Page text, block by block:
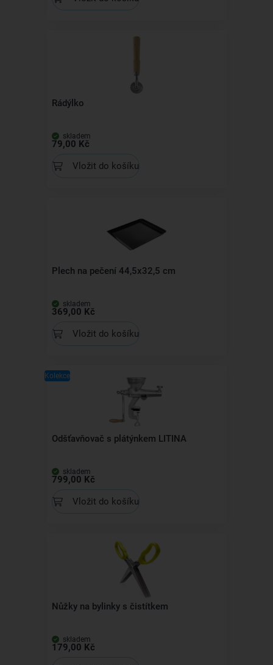
Rádýlko
skladem
79,00 Kč
Vložit do košíku
Plech na pečení 44,5x32,5 cm
skladem
369,00 Kč
Vložit do košíku
Kolekce
Odšťavňovač s plátýnkem LITINA
skladem
799,00 Kč
Vložit do košíku
Nůžky na bylinky s čistítkem
skladem
179,00 Kč